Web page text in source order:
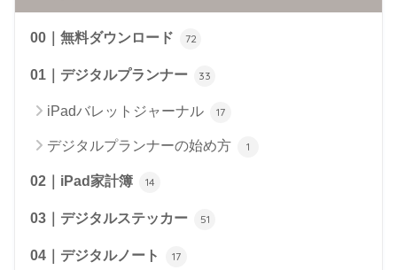
00｜無料ダウンロード 72
01｜デジタルプランナー 33
iPadバレットジャーナル 17
デジタルプランナーの始め方 1
02｜iPad家計簿 14
03｜デジタルステッカー 51
04｜デジタルノート 17